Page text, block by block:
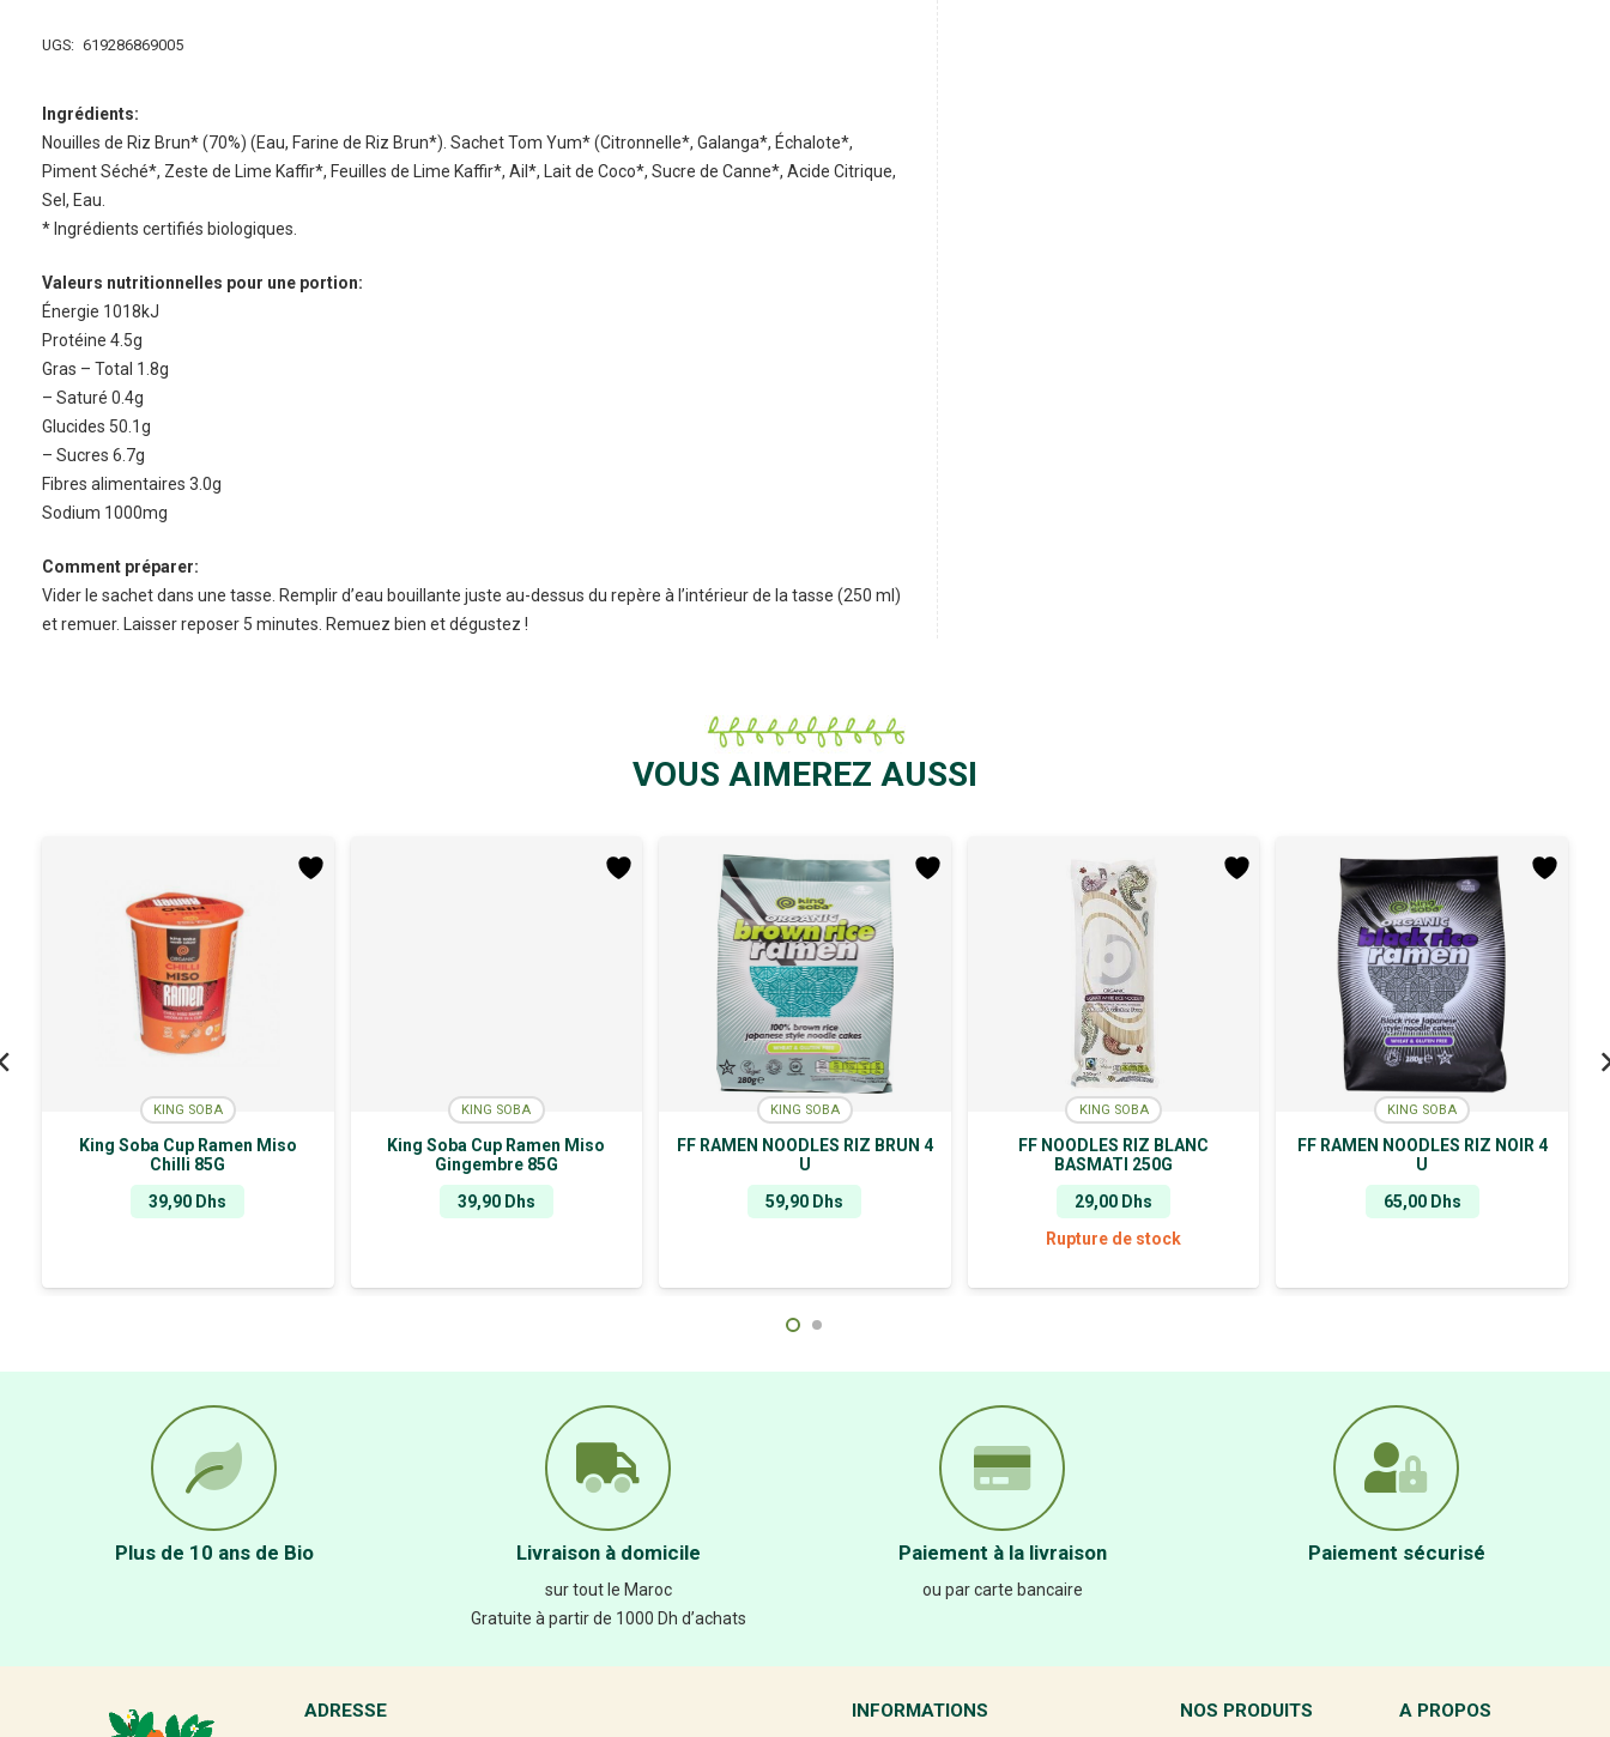
UGS: 619286869005
Ingrédients:
Nouilles de Riz Brun* (70%) (Eau, Farine de Riz Brun*). Sachet Tom Yum* (Citronnelle*, Galanga*, Échalote*,
Piment Séché*, Zeste de Lime Kaffir*, Feuilles de Lime Kaffir*, Ail*, Lait de Coco*, Sucre de Canne*, Acide Citrique,
Sel, Eau.
* Ingrédients certifiés biologiques.
Valeurs nutritionnelles pour une portion:
Énergie 1018kJ
Protéine 4.5g
Gras – Total 1.8g
– Saturé 0.4g
Glucides 50.1g
– Sucres 6.7g
Fibres alimentaires 3.0g
Sodium 1000mg
Comment préparer:
Vider le sachet dans une tasse. Remplir d’eau bouillante juste au-dessus du repère à l’intérieur de la tasse (250 ml)
et remuer. Laisser reposer 5 minutes. Remuez bien et dégustez !
VOUS AIMEREZ AUSSI
KING SOBA
King Soba Cup Ramen Miso
Chilli 85G
39,90 Dhs
KING SOBA
King Soba Cup Ramen Miso
Gingembre 85G
39,90 Dhs
KING SOBA
FF RAMEN NOODLES RIZ BRUN 4
U
59,90 Dhs
KING SOBA
FF NOODLES RIZ BLANC
BASMATI 250G
29,00 Dhs
Rupture de stock
KING SOBA
FF RAMEN NOODLES RIZ NOIR 4
U
65,00 Dhs
Plus de 10 ans de Bio Livraison à domicile
sur tout le Maroc
Gratuite à partir de 1000 Dh d’achats
Paiement à la livraison
ou par carte bancaire
Paiement sécurisé
ADRESSE INFORMATIONS NOS PRODUITS A PROPOS